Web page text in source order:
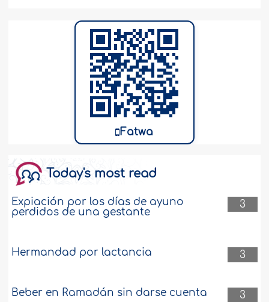
Fatwa
Today's most read
3
Expiación por los días de ayuno
perdidos de una gestante
3
Hermandad por lactancia
3
Beber en Ramadán sin darse cuenta